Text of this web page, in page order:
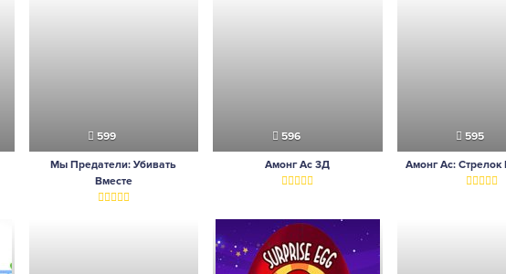
599
Мы Предатели: Убивать
Вместе
596
Амонг Ас 3Д
595
Амонг Ас: